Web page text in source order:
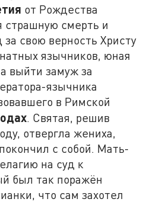
от Рождества
страшную смерть и
свою верность Христу
язычников, юная
выйти замуж за
язычника
в Римской
. Святая, решив
отвергла жениха,
с собой. Мать-
на суд к
был так поражён
что сам захотел